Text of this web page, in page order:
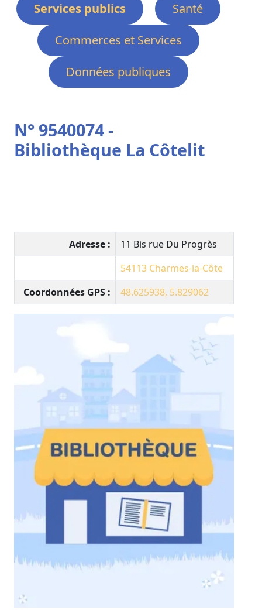
Services publics
Santé
Commerces et Services
Données publiques
N° 9540074 -
Bibliothèque La Côtelit
Adresse :
11 Bis rue Du Progrès
54113 Charmes-la-Côte
Coordonnées GPS :
48.625938, 5.829062